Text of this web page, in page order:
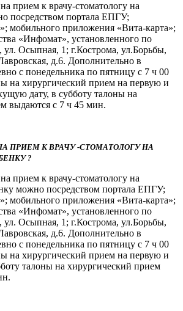
прием к врачу-стоматологу на
посредством портала ЕПГУ;
мобильного приложения «Вита-карта»;
«Инфомат», установленного по
ул. Осыпная, 1; г.Кострома, ул.Борьбы,
д.6. Дополнительно в
с понедельника по пятницу с 7 ч 00
на хирургический прием на первую и
дату, в субботу талоны на
выдаются с 7 ч 45 мин.
ПРИЕМ К ВРАЧУ -СТОМАТОЛОГУ НА
?
прием к врачу-стоматологу на
можно посредством портала ЕПГУ;
мобильного приложения «Вита-карта»;
«Инфомат», установленного по
ул. Осыпная, 1; г.Кострома, ул.Борьбы,
д.6. Дополнительно в
с понедельника по пятницу с 7 ч 00
на хирургический прием на первую и
талоны на хирургический прием